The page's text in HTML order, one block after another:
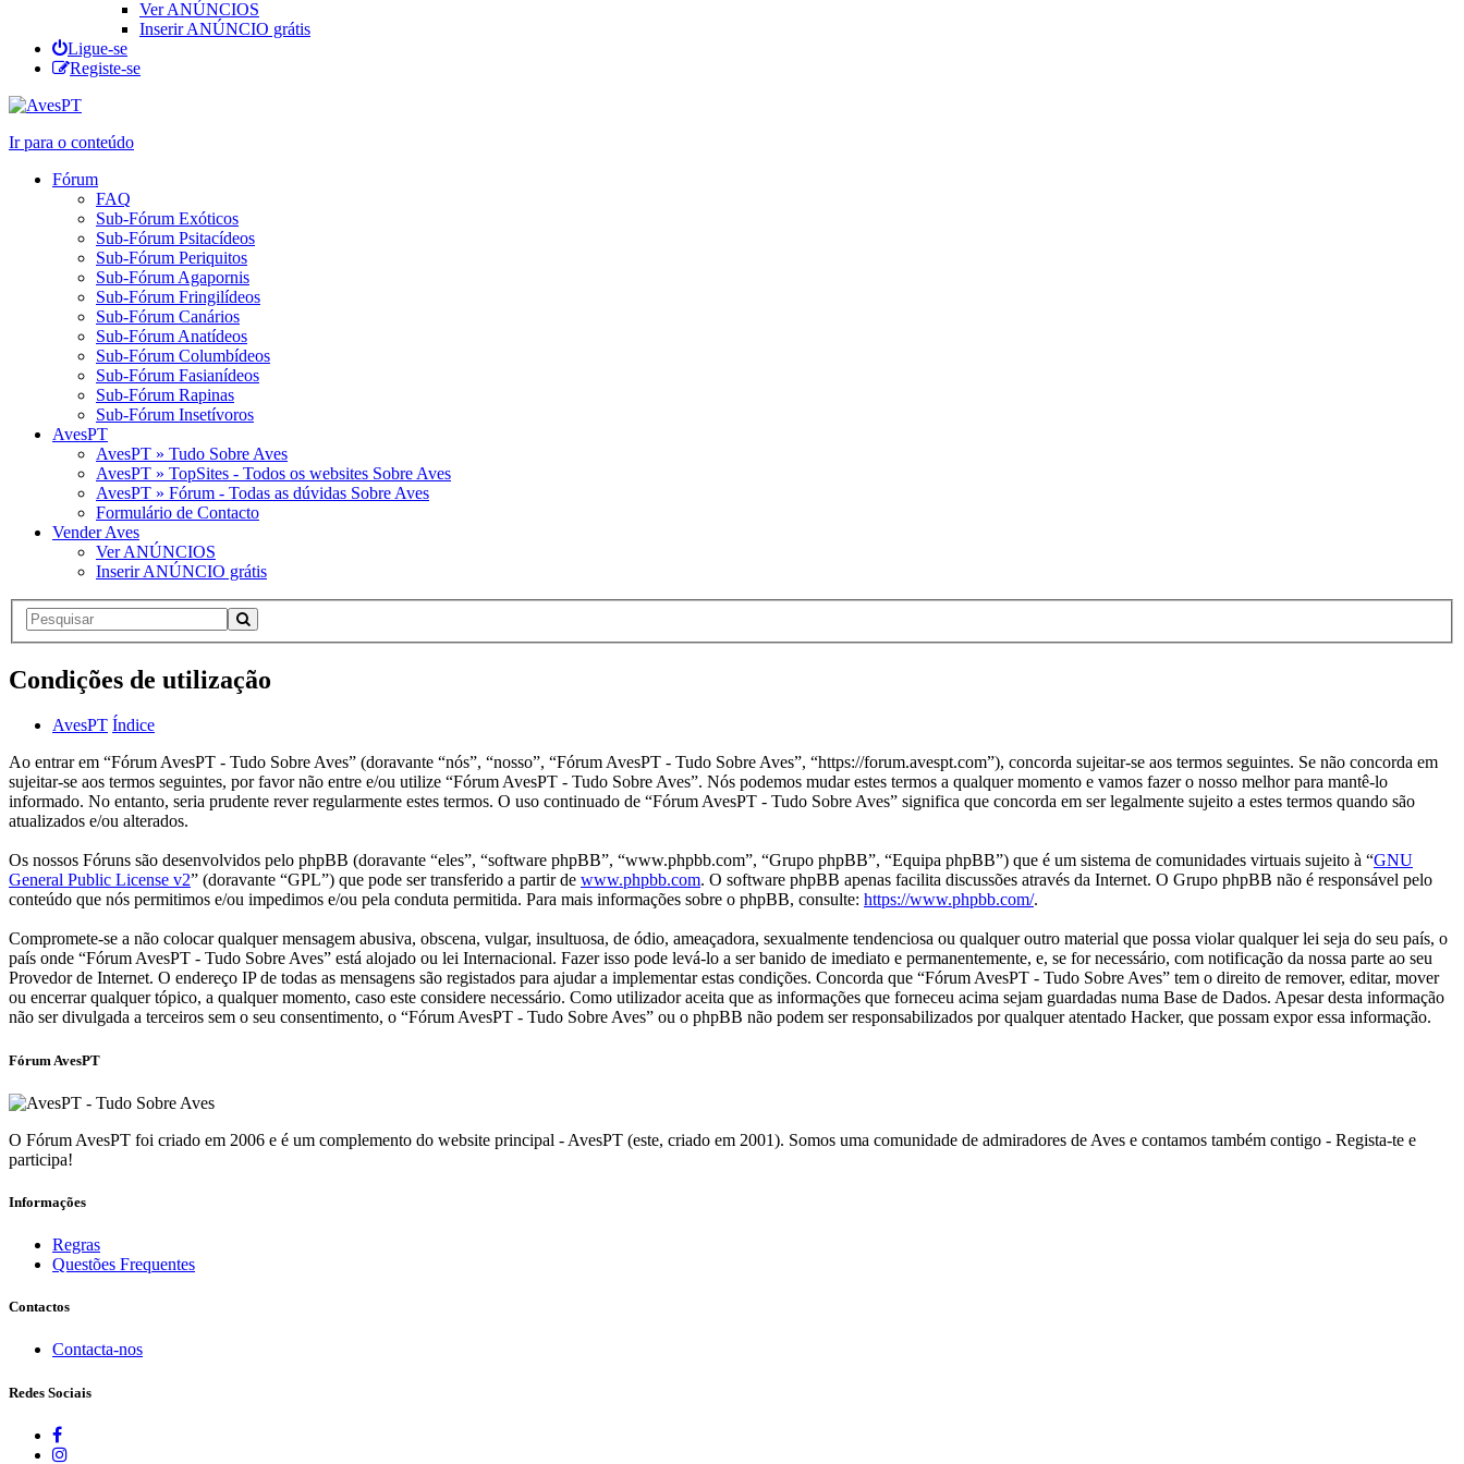
Ver ANÚNCIOS
Inserir ANÚNCIO grátis
Ligue-se
Registe-se
Ir para o conteúdo
Fórum
FAQ
Sub-Fórum Exóticos
Sub-Fórum Psitacídeos
Sub-Fórum Periquitos
Sub-Fórum Agapornis
Sub-Fórum Fringilídeos
Sub-Fórum Canários
Sub-Fórum Anatídeos
Sub-Fórum Columbídeos
Sub-Fórum Fasianídeos
Sub-Fórum Rapinas
Sub-Fórum Insetívoros
AvesPT
AvesPT » Tudo Sobre Aves
AvesPT » TopSites - Todos os websites Sobre Aves
AvesPT » Fórum - Todas as dúvidas Sobre Aves
Formulário de Contacto
Vender Aves
Ver ANÚNCIOS
Inserir ANÚNCIO grátis
Condições de utilização
AvesPT Índice
Ao entrar em “Fórum AvesPT - Tudo Sobre Aves” (doravante “nós”, “nosso”, “Fórum AvesPT - Tudo Sobre Aves”, “https://forum.avespt.com”), concorda sujeitar-se aos termos seguintes. Se não concorda em
sujeitar-se aos termos seguintes, por favor não entre e/ou utilize “Fórum AvesPT - Tudo Sobre Aves”. Nós podemos mudar estes termos a qualquer momento e vamos fazer o nosso melhor para mantê-lo
informado. No entanto, seria prudente rever regularmente estes termos. O uso continuado de “Fórum AvesPT - Tudo Sobre Aves” significa que concorda em ser legalmente sujeito a estes termos quando são
atualizados e/ou alterados.
Os nossos Fóruns são desenvolvidos pelo phpBB (doravante “eles”, “software phpBB”, “www.phpbb.com”, “Grupo phpBB”, “Equipa phpBB”) que é um sistema de comunidades virtuais sujeito à “GNU
General Public License v2” (doravante “GPL”) que pode ser transferido a partir de www.phpbb.com. O software phpBB apenas facilita discussões através da Internet. O Grupo phpBB não é responsável pelo
conteúdo que nós permitimos e/ou impedimos e/ou pela conduta permitida. Para mais informações sobre o phpBB, consulte: https://www.phpbb.com/.
Compromete-se a não colocar qualquer mensagem abusiva, obscena, vulgar, insultuosa, de ódio, ameaçadora, sexualmente tendenciosa ou qualquer outro material que possa violar qualquer lei seja do seu país, o
país onde “Fórum AvesPT - Tudo Sobre Aves” está alojado ou lei Internacional. Fazer isso pode levá-lo a ser banido de imediato e permanentemente, e, se for necessário, com notificação da nossa parte ao seu
Provedor de Internet. O endereço IP de todas as mensagens são registados para ajudar a implementar estas condições. Concorda que “Fórum AvesPT - Tudo Sobre Aves” tem o direito de remover, editar, mover
ou encerrar qualquer tópico, a qualquer momento, caso este considere necessário. Como utilizador aceita que as informações que forneceu acima sejam guardadas numa Base de Dados. Apesar desta informação
não ser divulgada a terceiros sem o seu consentimento, o “Fórum AvesPT - Tudo Sobre Aves” ou o phpBB não podem ser responsabilizados por qualquer atentado Hacker, que possam expor essa informação.
Fórum AvesPT
O Fórum AvesPT foi criado em 2006 e é um complemento do website principal - AvesPT (este, criado em 2001). Somos uma comunidade de admiradores de Aves e contamos também contigo - Regista-te e
participa!
Informações
Regras
Questões Frequentes
Contactos
Contacta-nos
Redes Sociais